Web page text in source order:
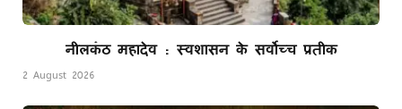
नीलकंठ महादेव : स्वशासन के सर्वोच्च प्रतीक
2 August 2026